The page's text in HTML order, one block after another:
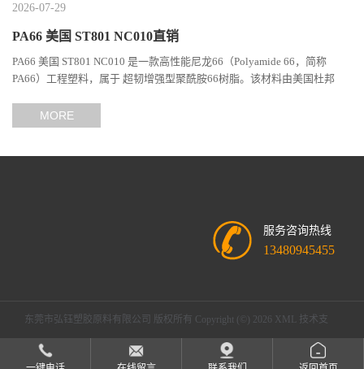
2026-07-29
PA66 美国 ST801 NC010直销
PA66 美国 ST801 NC010 是一款高性能尼龙66（Polyamide 66，简称
PA66）工程塑料，属于 超韧增强型聚酰胺66树脂。该材料由美国杜邦
MORE
服务咨询热线
13480945455
东莞市弘钰塑胶原料有限公司 版权所有 Copyright (©) 2026 XML 技术支
持：
食品商务网